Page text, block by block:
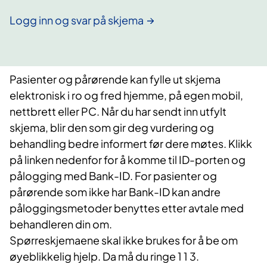
Logg inn og svar på skjema
Pasienter og pårørende kan fylle ut skjema
elektronisk i ro og fred hjemme, på egen mobil,
nettbrett eller PC. Når du har sendt inn utfylt
skjema, blir den som gir deg vurdering og
behandling bedre informert før dere møtes. Klikk
på linken nedenfor for å komme til ID-porten og
pålogging med Bank-ID. For pasienter og
pårørende som ikke har Bank-ID kan andre
påloggingsmetoder benyttes etter avtale med
behandleren din om.
Spørreskjemaene skal ikke brukes for å be om
øyeblikkelig hjelp. Da må du ringe 1 1 3.